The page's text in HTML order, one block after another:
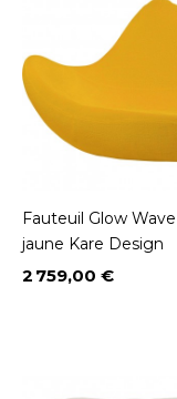
Fauteuil Glow
jaune Kare Design
Prix
2 759,00 €